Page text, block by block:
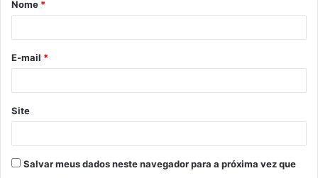
r
*
Nome *
E-mail *
Site
Salvar meus dados neste navegador para a próxima vez que